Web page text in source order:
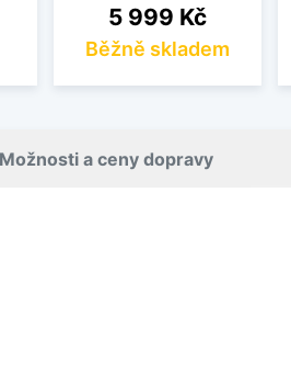
Cena
5 999 Kč
Běžně skladem
Možnosti a ceny dopravy